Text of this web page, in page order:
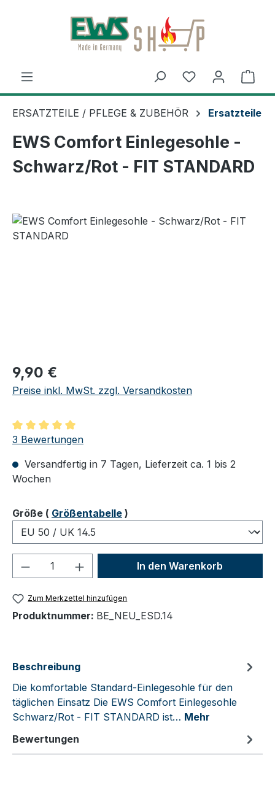
Zum Hauptinhalt springen
ERSATZTEILE / PFLEGE & ZUBEHÖR Ersatzteile
EWS Comfort Einlegesohle -
Schwarz/Rot - FIT STANDARD
Regulärer Preis:
9,90 €
Preise inkl. MwSt. zzgl. Versandkosten
Durchschnittliche Bewertung von 5 von 5 Sternen
3 Bewertungen
Versandfertig in 7 Tagen, Lieferzeit ca. 1 bis 2
Wochen
Größeauswählen
( Größentabelle )
Produkt Anzahl: Gib denIn den Warenkorb
Zum Merkzettel hinzufügen
Produktnummer: BE_NEU_ESD.14
Beschreibung
Die komfortable Standard-Einlegesohle für den
täglichen Einsatz Die EWS Comfort Einlegesohle
Schwarz/Rot - FIT STANDARD ist… Mehr
Bewertungen